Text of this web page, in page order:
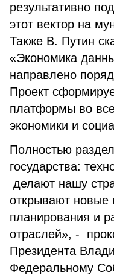
результативно
этот вектор на
Также В. Путин
«Экономика
направлено
Проект
платформы во
экономики и
Полностью
государства:
делают нашу
открывают новые
планирования и
отраслей», -
Президента
Федеральному